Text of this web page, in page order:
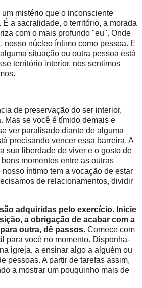
mistério que o inconsciente
É a sacralidade, o território, a morada
com o mais profundo "eu". Onde
nosso núcleo íntimo como pessoa. E
situação ou outra pessoa está
território interior, nos sentimos
de preservação do ser interior,
Mas se você é tímido demais e
ver paralisado diante de alguma
precisando vencer essa barreira. A
sua liberdade de viver e o gosto de
momentos entre as outras
íntimo tem a vocação de estar
de relacionamentos, dividir
adquiridas pelo exercício. Inicie
a obrigação de acabar com a
outra, dê passos. Comece com
para você no momento. Disponha-
igreja, a ensinar algo a alguém ou
pessoas. A partir de tarefas assim,
a mostrar um pouquinho mais de